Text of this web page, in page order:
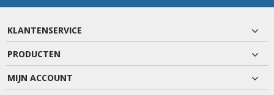
KLANTENSERVICE
PRODUCTEN
MIJN ACCOUNT